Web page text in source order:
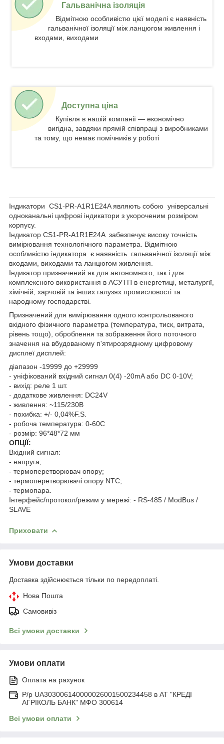
Гальванічна ізоляція
Відмітною особливістю цієї моделі є наявність
гальванічної ізоляції між ланцюгом живлення і
входами, виходами
Доступна ціна
Купівля в нашій компанії — економічно
вигідна, завдяки прямій співпраці з виробниками
та тому, що немає помічників у роботі
Індикатори CS1-PR-A1R1E24A являють собою універсальні
одноканальні цифрові індикатори з укороченим розміром
корпусу.
Індикатор CS1-PR-A1R1E24A забезпечує високу точність
вимірювання технологічного параметра. Відмітною
особливістю індикатора є наявність гальванічної ізоляції між
входами, виходами та ланцюгом живлення.
Індикатор призначений як для автономного, так і для
комплексного використання в АСУТП в енергетиці, металургії,
хімічній, харчовій та інших галузях промисловості та
народному господарстві.
Призначений для вимірювання одного контрольованого
вхідного фізичного параметра (температура, тиск, витрата,
рівень тощо), оброблення та зображення його поточного
значення на вбудованому п'ятирозрядному цифровому
дисплеї дисплей:
діапазон -19999 до +29999
- уніфікований вхідний сигнал 0(4) -20mA або DC 0-10V;
- вихід: реле 1 шт.
- додаткове живлення: DC24V
- живлення: ~115/230В
- похибка: +/- 0,04%F.S.
- робоча температура: 0-60С
- розмір: 96*48*72 мм
ОПЦІЇ:
Вхідний сигнал:
- напруга;
- термоперетворювач опору;
- термоперетворювачі опору NTC;
- термопара.
Інтерфейс/протокол/режим у мережі: - RS-485 / ModBus /
SLAVE
Приховати
Умови доставки
Доставка здійснюється тільки по передоплаті.
Нова Пошта
Самовивіз
Всі умови доставки
Умови оплати
Оплата на рахунок
Р/р UA303006140000026001500234458 в АТ "КРЕДІ
АГРІКОЛЬ БАНК" МФО 300614
Всі умови оплати